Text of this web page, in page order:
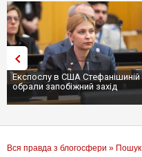
Експослу в США Стефанішиній
обрали запобіжний захід
Вся правда з блогосфери » Пошук